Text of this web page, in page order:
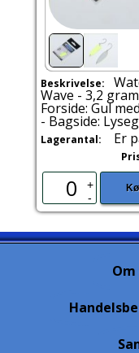
Beskrivelse:
Wave - 3,2
Forside: Gul
- Bagside:
Lagerantal: Er
+
-
Om